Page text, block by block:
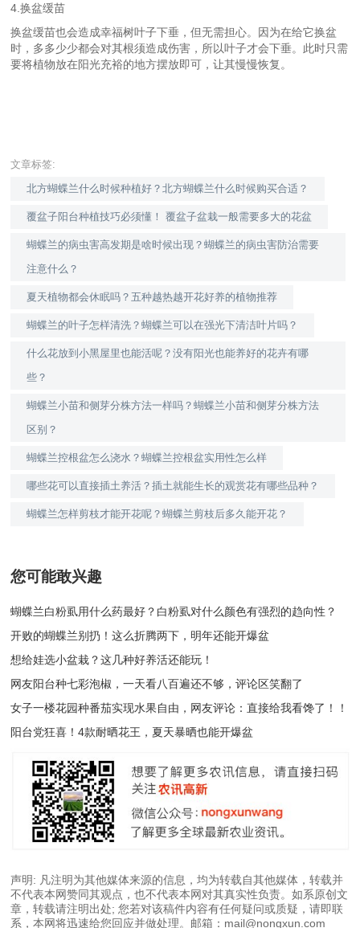
4.换盆缓苗
换盆缓苗也会造成幸福树叶子下垂，但无需担心。因为在给它换盆
时，多多少少都会对其根须造成伤害，所以叶子才会下垂。此时只需
要将植物放在阳光充裕的地方摆放即可，让其慢慢恢复。
文章标签:
北方蝴蝶兰什么时候种植好？北方蝴蝶兰什么时候购买合适？
覆盆子阳台种植技巧必须懂！ 覆盆子盆栽一般需要多大的花盆
蝴蝶兰的病虫害高发期是啥时候出现？蝴蝶兰的病虫害防治需要
注意什么？
夏天植物都会休眠吗？五种越热越开花好养的植物推荐
蝴蝶兰的叶子怎样清洗？蝴蝶兰可以在强光下清洁叶片吗？
什么花放到小黑屋里也能活呢？没有阳光也能养好的花卉有哪
些？
蝴蝶兰小苗和侧芽分株方法一样吗？蝴蝶兰小苗和侧芽分株方法
区别？
蝴蝶兰控根盆怎么浇水？蝴蝶兰控根盆实用性怎么样
哪些花可以直接插土养活？插土就能生长的观赏花有哪些品种？
蝴蝶兰怎样剪枝才能开花呢？蝴蝶兰剪枝后多久能开花？
您可能敢兴趣
蝴蝶兰白粉虱用什么药最好？白粉虱对什么颜色有强烈的趋向性？
开败的蝴蝶兰别扔！这么折腾两下，明年还能开爆盆
想给娃选小盆栽？这几种好养活还能玩！
网友阳台种七彩泡椒，一天看八百遍还不够，评论区笑翻了
女子一楼花园种番茄实现水果自由，网友评论：直接给我看馋了！！
阳台党狂喜！4款耐晒花王，夏天暴晒也能开爆盆
声明: 凡注明为其他媒体来源的信息，均为转载自其他媒体，转载并
不代表本网赞同其观点，也不代表本网对其真实性负责。如系原创文
章，转载请注明出处; 您若对该稿件内容有任何疑问或质疑，请即联
系，本网将迅速给您回应并做处理。邮箱：mail@nongxun.com